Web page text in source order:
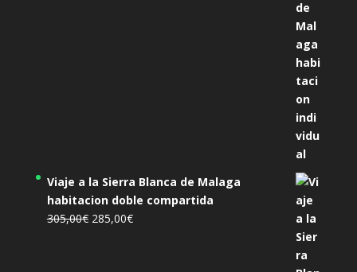
Viaje a la Sierra Blanca de Malaga
habitacion doble compartida
305,00€ El
285,00€El